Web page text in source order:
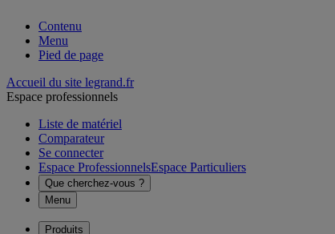
Contenu
Menu
Pied de page
Accueil du site legrand.fr
Espace professionnels
Liste de matériel
Comparateur
Se connecter
Espace ProfessionnelsEspace Particuliers
Que cherchez-vous ?
Menu
Produits